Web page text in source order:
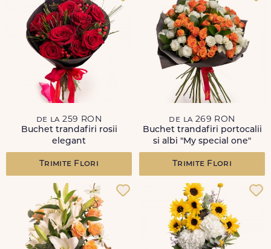
de la 259 RON
Buchet trandafiri rosii
elegant
Trimite Flori
de la 269 RON
Buchet trandafiri portocalii
si albi "My special one"
Trimite Flori